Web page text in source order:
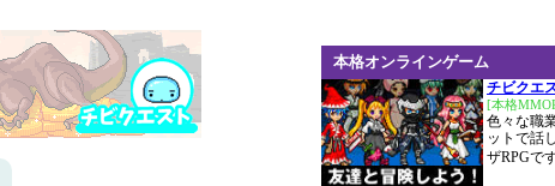
本格オンラインゲーム
チビクエ
[本格
色々な職
ットで話
ザRPGで